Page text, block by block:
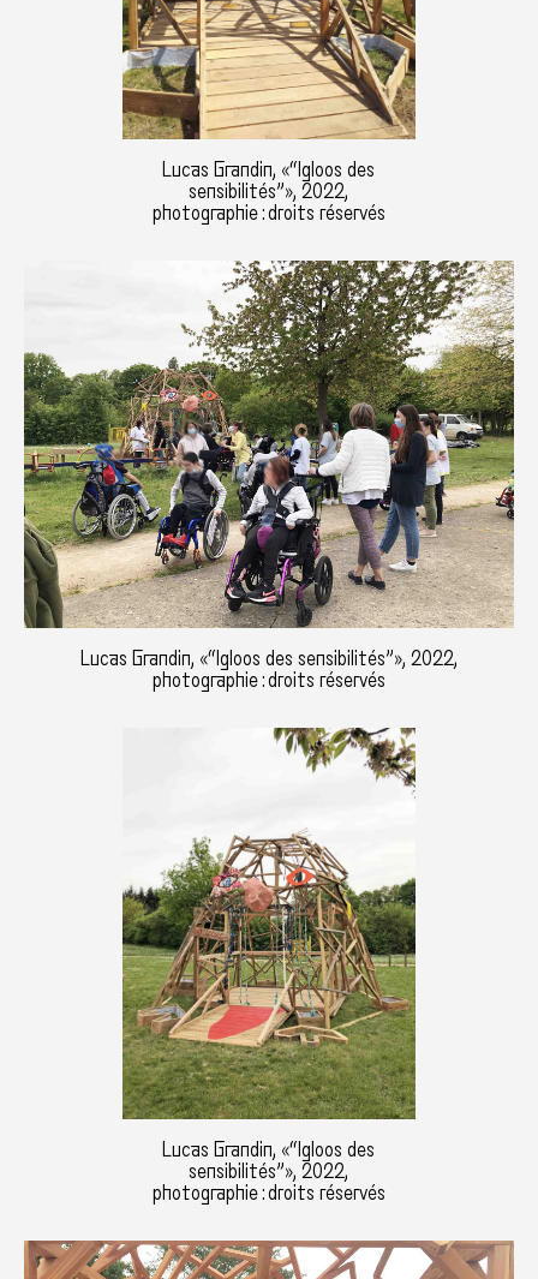
Lucas Grandin, «“Igloos des
sensibilités”», 2022,
photographie : droits réservés
Lucas Grandin, «“Igloos des sensibilités”», 2022,
photographie : droits réservés
Lucas Grandin, «“Igloos des
sensibilités”», 2022,
photographie : droits réservés